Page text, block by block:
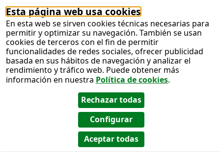
Esta página web usa cookies
En esta web se sirven cookies técnicas necesarias para
permitir y optimizar su navegación. También se usan
cookies de terceros con el fin de permitir
funcionalidades de redes sociales, ofrecer publicidad
basada en sus hábitos de navegación y analizar el
rendimiento y tráfico web. Puede obtener más
información en nuestra Política de cookies.